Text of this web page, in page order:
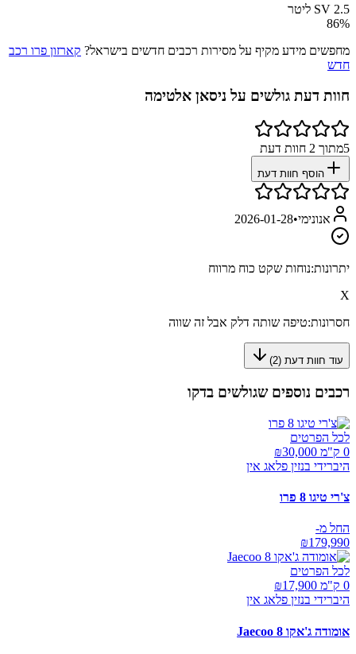
SV 2.5 ליטר
86%
מחפשים מידע מקיף על מסירות רכבים חדשים בישראל? קארזון פרו רכב
חדש
חוות דעת גולשים על ניסאן אלטימה
5מתוך 2 חוות דעת
הוסף חוות דעת
אנונימי•
2026-01-28
יתרונות:נוחות שקט כוח מרווח
X
חסרונות:טיפה שותה דלק אבל זה שווה
עוד חוות דעת (2
)
רכבים נוספים שגולשים בדקו
לכל הפרטים
0 ק"מ ₪
30,000
היברידי בנזין פלאג אין
צ'רי טיגו 8 פרו
החל מ-
₪179,990
לכל הפרטים
0 ק"מ ₪
17,900
היברידי בנזין פלאג אין
אומודה ג'אקו Jaecoo 8